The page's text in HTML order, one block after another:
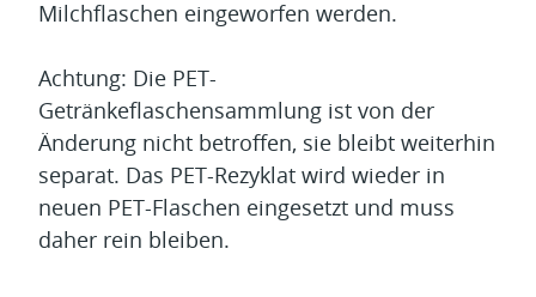
Milchflaschen eingeworfen werden.
Achtung: Die PET-
Getränkeflaschensammlung ist von der
Änderung nicht betroffen, sie bleibt weiterhin
separat. Das PET-Rezyklat wird wieder in
neuen PET-Flaschen eingesetzt und muss
daher rein bleiben.